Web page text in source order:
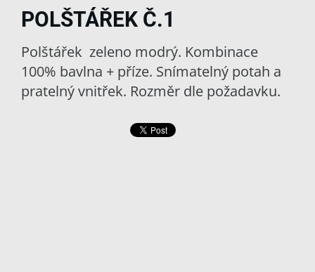
POLŠTÁŘEK Č.1
Polštářek zeleno modrý. Kombinace
100% bavlna + příze. Snímatelný potah a
pratelný vnitřek. Rozměr dle požadavku.